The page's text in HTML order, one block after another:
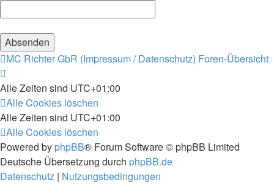
MC Richter GbR (Impressum / Datenschutz) Foren-Übersicht
Alle Zeiten sind UTC+01:00
Alle Cookies löschen
Alle Zeiten sind UTC+01:00
Alle Cookies löschen
Powered by phpBB® Forum Software © phpBB Limited
Deutsche Übersetzung durch phpBB.de
Datenschutz | Nutzungsbedingungen